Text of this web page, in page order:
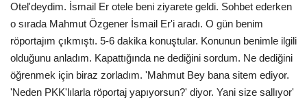
Künye
Sağlık
İletişim
Otel'deydim. İsmail Er otele beni ziyarete geldi. Sohbet ederken
o sırada Mahmut Özgener İsmail Er'i aradı. O gün benim
röportajım çıkmıştı. 5-6 dakika konuştular. Konunun benimle ilgili
olduğunu anladım. Kapattığında ne dediğini sordum. Ne dediğini
öğrenmek için biraz zorladım. 'Mahmut Bey bana sitem ediyor.
'Neden PKK'lılarla röportaj yapıyorsun?' diyor. Yani size sallıyor'